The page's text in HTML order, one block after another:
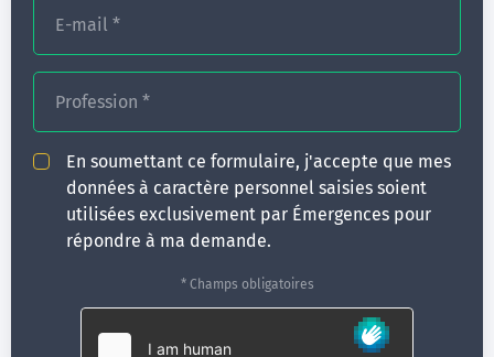
E-mail *
Profession *
En soumettant ce formulaire, j'accepte que mes
données à caractère personnel saisies soient
utilisées exclusivement par Émergences pour
répondre à ma demande.
* Champs obligatoires
Comment se passe l’organisation de
formations intra-établissement chez